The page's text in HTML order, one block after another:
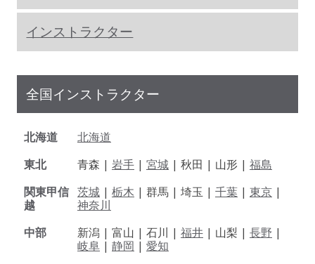
インストラクター
全国インストラクター
北海道
北海道
東北
青森 | 岩手 | 宮城 | 秋田 | 山形 | 福島
関東甲信
越
茨城 | 栃木 | 群馬 | 埼玉 | 千葉 | 東京 |
神奈川
中部
新潟 | 富山 | 石川 | 福井 | 山梨 | 長野 |
岐阜 | 静岡 | 愛知